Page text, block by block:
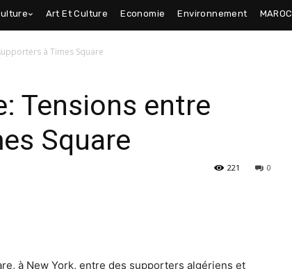
Art Et Culture Economie Environnement MAROC
à Times Square
Tensions entre
Square
0
221
à New York, entre des supporters algériens et